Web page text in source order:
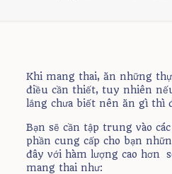
Khi mang thai, ăn những
điều cần thiết, tuy nhiên
lắng chưa biết nên ăn gì thì
Bạn sẽ cần tập trung vào
phần cung cấp cho bạn
đây với hàm lượng cao hơn
mang thai như: